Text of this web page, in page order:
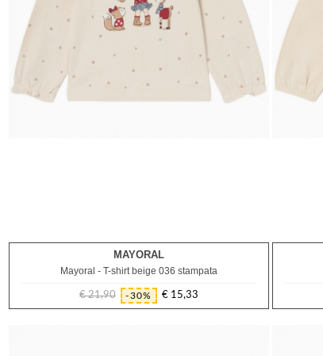
9M
MAYORAL
Mayoral - T-shirt beige 036 stampata
Prezzo
€ 21,90 -30%
Prezzo
€ 15,33